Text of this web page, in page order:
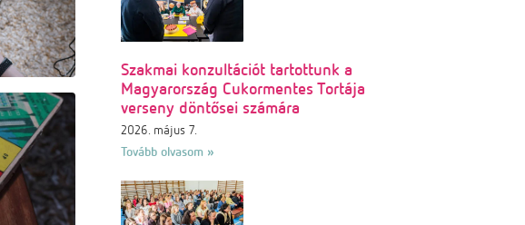
Szakmai konzultációt tartottunk a
Magyarország Cukormentes Tortája
verseny döntősei számára
2026. május 7.
Tovább olvasom »